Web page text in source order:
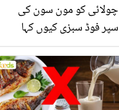
چولائی کو مون سون کی
سپر فوڈ سبزی کیوں کہا
منرلز اور اینٹی آکسیڈنٹس
سے بھرپور اس سبزی کے
فائدے